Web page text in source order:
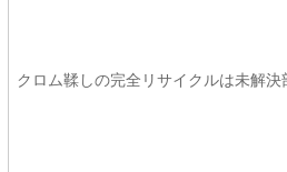
クロム鞣しの完全リサイクルは未解決